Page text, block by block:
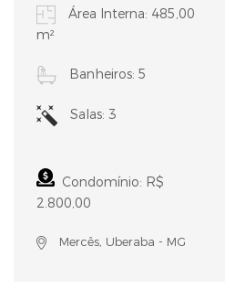
Área Interna: 485,00
m²
Banheiros: 5
Salas: 3
Condomínio: R$
2.800,00
Mercês, Uberaba - MG